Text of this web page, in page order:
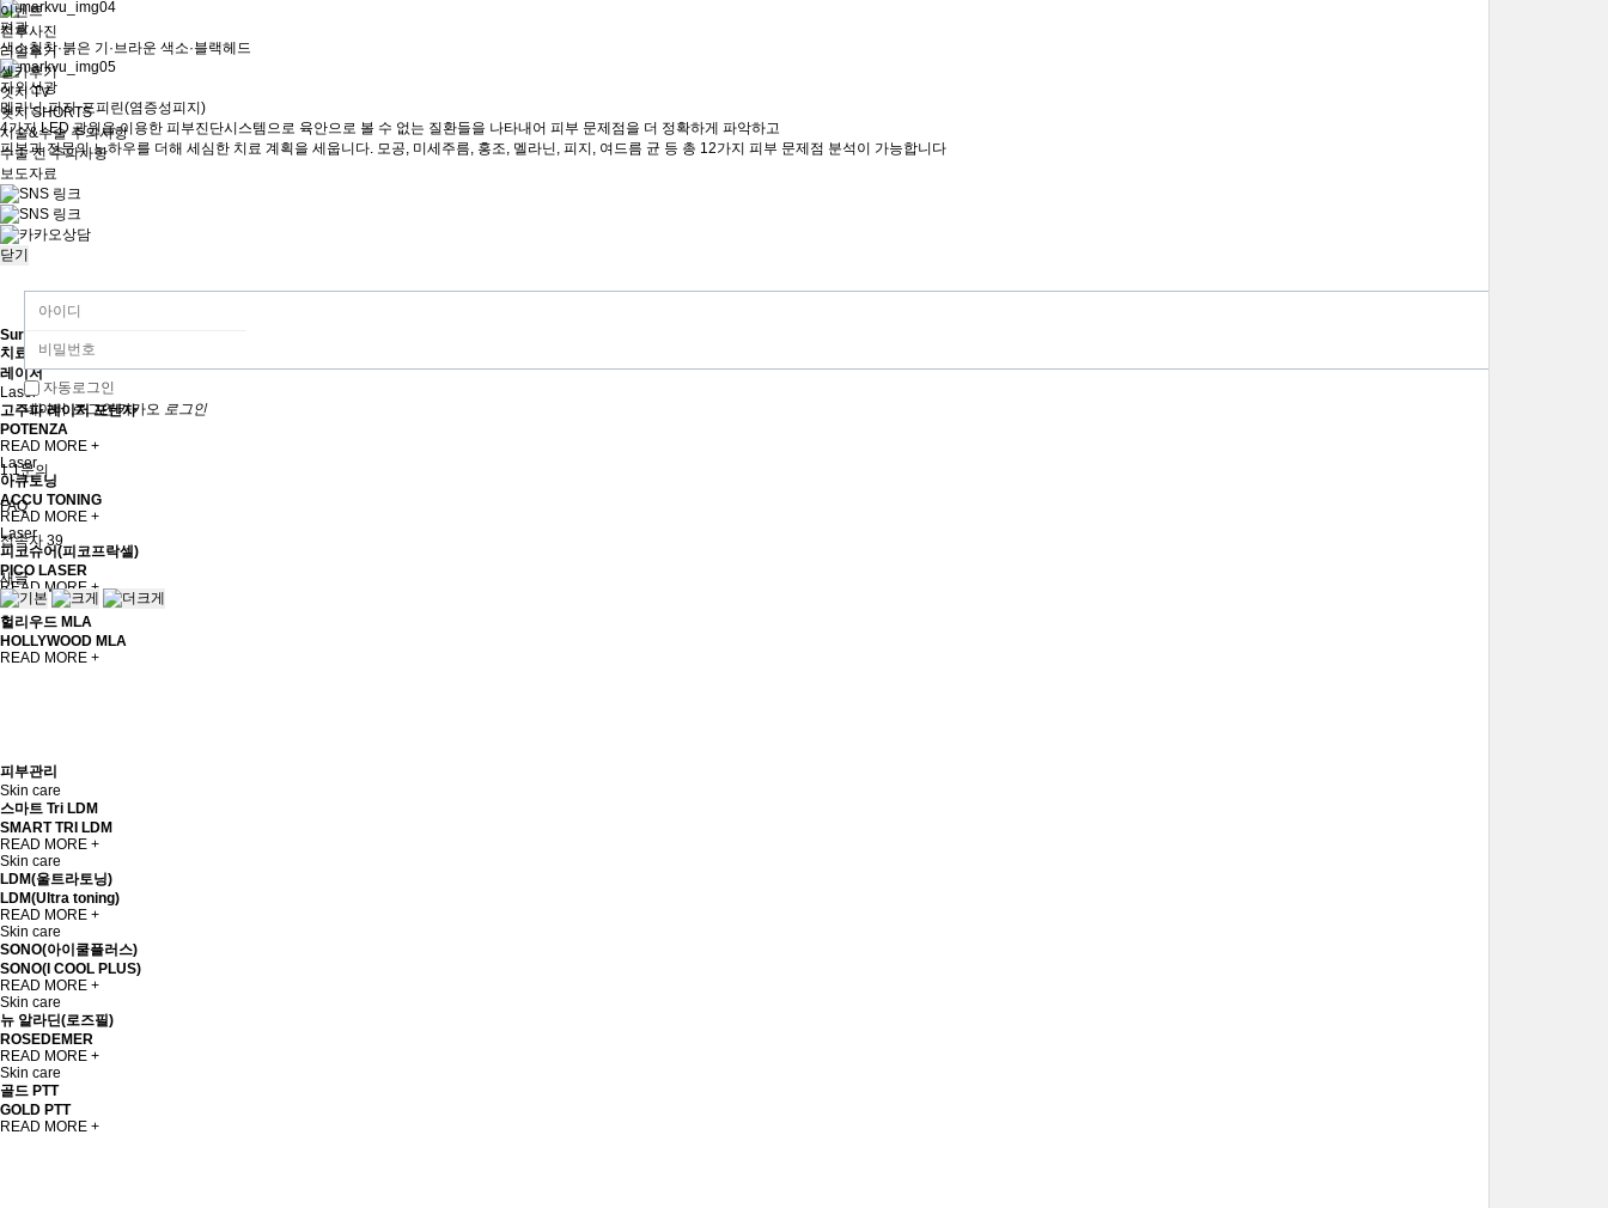
이벤트
전후사진
리얼후기
셀카후기
엣지 TV
엣지 SHORTS
시술&수술 주의사항
수술 전 주의사항
보도자료
닫기
자동로그인
네이버로그인 카카오 로그인
1:1문의
FAQ
접속자 39
새글
편광
색소침착·붉은 기·브라운 색소·블랙헤드
자외선광
멜라닌·피지·포피린(염증성피지)
4가지 LED 광원을 이용한 피부진단시스템으로 육안으로 볼 수 없는 질환들을 나타내어 피부 문제점을 더 정확하게 파악하고
피부과 전문의 노하우를 더해 세심한 치료 계획을 세웁니다. 모공, 미세주름, 홍조, 멜라닌, 피지, 여드름 균 등 총 12가지 피부 문제점 분석이 가능합니다
Surgery Kind
치료장비 & 시술 종류
레이저
Laser
고주파 레이저 포텐자
POTENZA
READ MORE +
Laser
아큐토닝
ACCU TONING
READ MORE +
Laser
피코슈어(피코프락셀)
PICO LASER
READ MORE +
Laser
헐리우드 MLA
HOLLYWOOD MLA
READ MORE +
피부관리
Skin care
스마트 Tri LDM
SMART TRI LDM
READ MORE +
Skin care
LDM(울트라토닝)
LDM(Ultra toning)
READ MORE +
Skin care
SONO(아이쿨플러스)
SONO(I COOL PLUS)
READ MORE +
Skin care
뉴 알라딘(로즈필)
ROSEDEMER
READ MORE +
Skin care
골드 PTT
GOLD PTT
READ MORE +